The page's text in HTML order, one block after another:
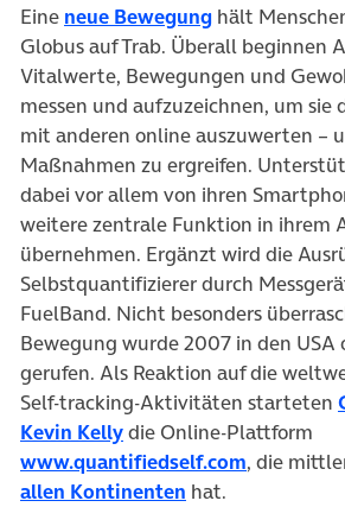
Eine neue Bewegung hält
Globus auf Trab. Überall beginnen
Vitalwerte, Bewegungen und
messen und aufzuzeichnen, um sie
mit anderen online auszuwerten –
Maßnahmen zu ergreifen.
dabei vor allem von ihren
weitere zentrale Funktion in ihrem
übernehmen. Ergänzt wird die
Selbstquantifizierer durch
FuelBand. Nicht besonders
Bewegung wurde 2007 in den USA
gerufen. Als Reaktion auf die
Self-tracking-Aktivitäten starteten
Kevin Kellydie Online-Plattform
www.quantifiedself.com, die
allen Kontinenten hat.